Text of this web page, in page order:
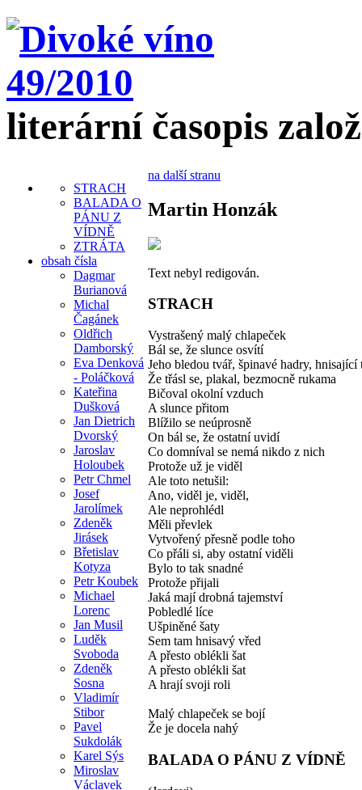
literární časopis
STRACH
BALADA O
PÁNU Z
VÍDNĚ
ZTRÁTA
obsah čísla
Dagmar
Burianová
Michal
Čagánek
Oldřich
Damborský
Eva Denková
- Poláčková
Kateřina
Dušková
Jan Dietrich
Dvorský
Jaroslav
Holoubek
Petr Chmel
Josef
Jarolímek
Zdeněk
Jirásek
Břetislav
Kotyza
Petr Koubek
Michael
Lorenc
Jan Musil
Luděk
Svoboda
Zdeněk
Sosna
Vladimír
Stibor
Pavel
Sukdolák
Karel Sýs
Miroslav
Václavek
na další stranu
Martin Honzák
Text nebyl redigován.
STRACH
Vystrašený malý chlapeček
Bál se, že slunce osvítí
Jeho bledou tvář, špinavé hadry, hnisající
Že třásl se, plakal, bezmocně rukama
Bičoval okolní vzduch
A slunce přitom
Blížilo se neúprosně
On bál se, že ostatní uvidí
Co domníval se nemá nikdo z nich
Protože už je viděl
Ale toto netušil:
Ano, viděl je, viděl,
Ale neprohlédl
Měli převlek
Vytvořený přesně podle toho
Co přáli si, aby ostatní viděli
Bylo to tak snadné
Protože přijali
Jaká mají drobná tajemství
Pobledlé líce
Ušpiněné šaty
Sem tam hnisavý vřed
A přesto oblékli šat
A přesto oblékli šat
A hrají svoji roli
Malý chlapeček se bojí
Že je docela nahý
BALADA O PÁNU Z VÍDNĚ